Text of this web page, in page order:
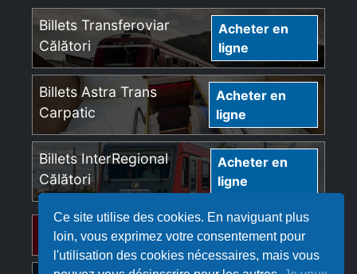
Ce site utilise des cookies. En naviguant plus
loin, vous exprimez votre consentement pour
l'utilisation des cookies nécessaires, mais vous
Billets Transferoviar
Călători
Acheter en
ligne
Billets Astra Trans
Carpatic
Acheter en
ligne
Billets InterRegional
Călători
Acheter en
ligne
Billets Regio Călători Acheter en ligne